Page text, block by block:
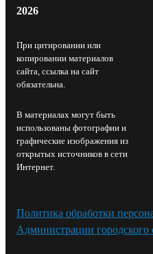
2026
При цитировании или
копировании материалов
сайта, ссылка на сайт
обязательна.
В материалах могут быть
использованы фотографии и
графические изображения из
открытых источников в сети
Интернет.
Политика обработки
Администрации городского